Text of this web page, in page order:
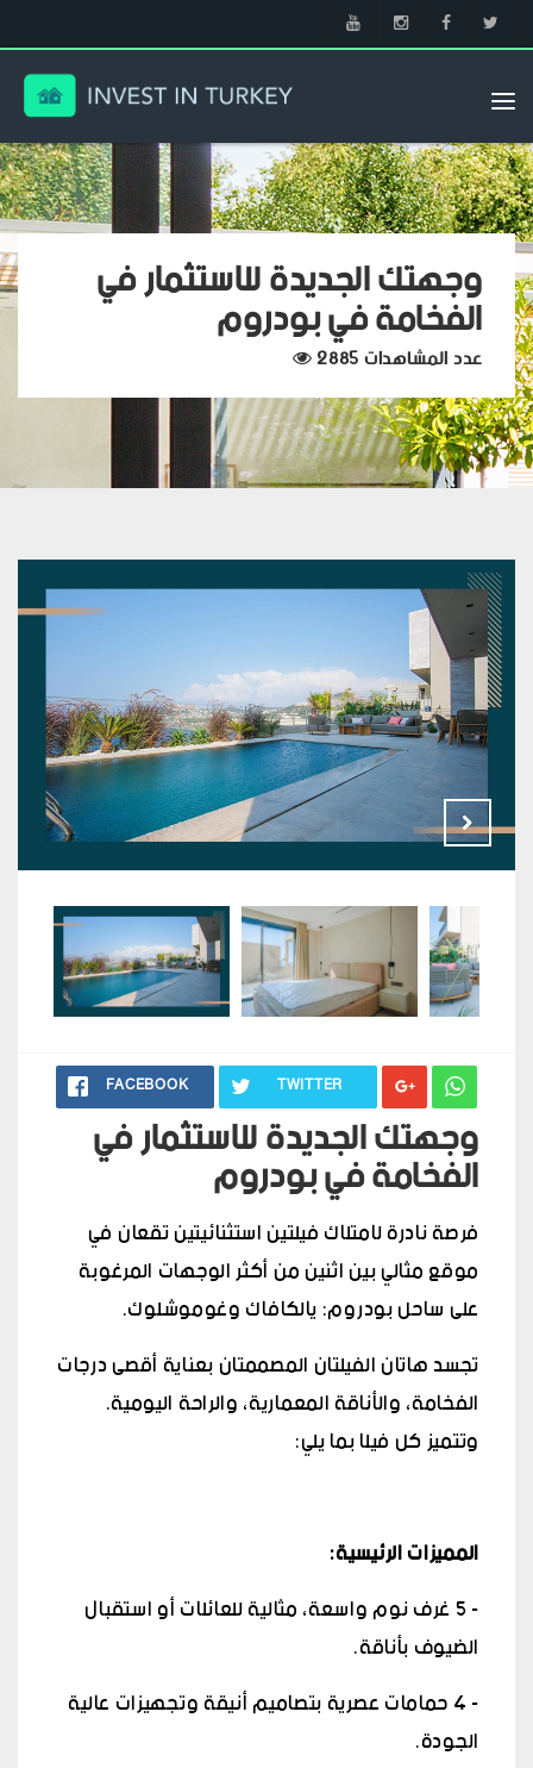
وجهتك الجديدة للاستثمار في
الفخامة في بودروم
عدد المشاهدات 2885
FACEBOOK TWITTER
وجهتك الجديدة للاستثمار في
الفخامة في بودروم
فرصة نادرة لامتلاك فيلتين استثنائيتين تقعان في
موقع مثالي بين اثنين من أكثر الوجهات المرغوبة
على ساحل بودروم: يالكافاك وغوموشلوك.
تجسد هاتان الفيلتان المصممتان بعناية أقصى درجات
الفخامة، والأناقة المعمارية، والراحة اليومية.
وتتميز كل فيلا بما يلي:
المميزات الرئيسية:
- 5 غرف نوم واسعة، مثالية للعائلات أو استقبال
الضيوف بأناقة.
- 4 حمامات عصرية بتصاميم أنيقة وتجهيزات عالية
الجودة.